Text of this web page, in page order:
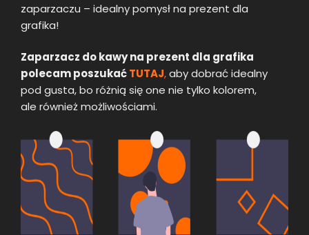
zaparzaczu – idealny pomysł na prezent dla
grafika!
Zaparzacz do kawy na prezent dla grafika
polecam poszukaćTUTAJ,aby dobrać idealny
pod gusta, bo różnią się one nie tylko kolorem,
ale również możliwościami.